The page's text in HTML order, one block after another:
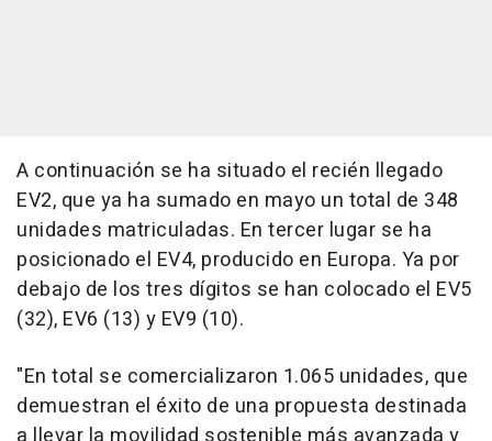
A continuación se ha situado el recién llegado
EV2, que ya ha sumado en mayo un total de 348
unidades matriculadas. En tercer lugar se ha
posicionado el EV4, producido en Europa. Ya por
debajo de los tres dígitos se han colocado el EV5
(32), EV6 (13) y EV9 (10).
"En total se comercializaron 1.065 unidades, que
demuestran el éxito de una propuesta destinada